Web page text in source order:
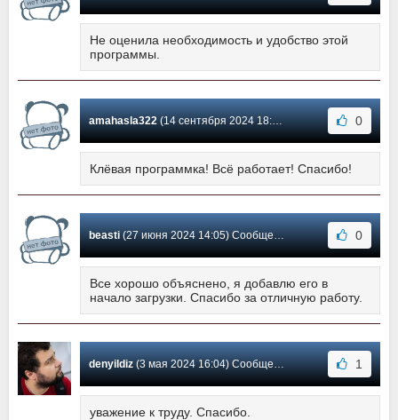
Не оценила необходимость и удобство этой
программы.
amahasla322(14 сентября 2024 18:37) Сообщение #18 0
Клёвая программка! Всё работает! Спасибо!
beasti(27 июня 2024 14:05) Сообщение #17 0
Все хорошо объяснено, я добавлю его в
начало загрузки. Спасибо за отличную работу.
denyildiz(3 мая 2024 16:04) Сообщение #16 1
уважение к труду. Спасибо.